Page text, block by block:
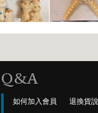
Q&A
如何加入會員
退換貨